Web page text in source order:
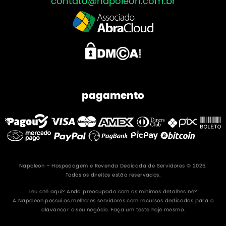
pagamento
Napoleon – Hospedagem e Revenda Dedicada de Servidores © 2026.
Todos os direitos estão reservados.
Leu até aqui? Anda preocupado com os mínimos detalhes né?
A Napoleon possuí os melhores servidores com recursos dedicados para o
alavancar o seu negócio. Faça um teste hoje mesmo.